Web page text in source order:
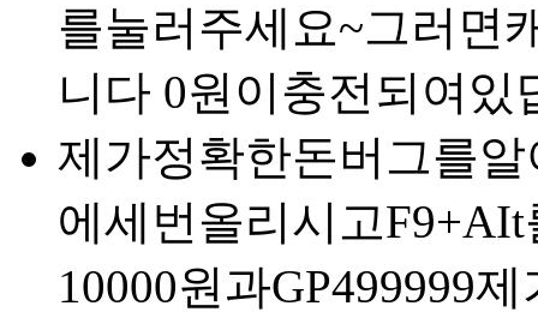
를눌러주세요~그러면
니다 0원이충전되여
제가정확한돈버그를
에세번올리시고
10000원과GP499999